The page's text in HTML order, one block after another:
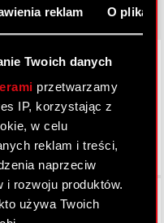
reklam O
Twoich danych
przetwarzamy
IP, korzystając z
w celu
reklam i treści,
naprzeciw
i rozwoju produktów.
używa Twoich